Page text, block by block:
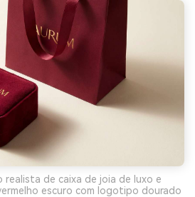
de caixa de joia de luxo e
escuro com logotipo dourado